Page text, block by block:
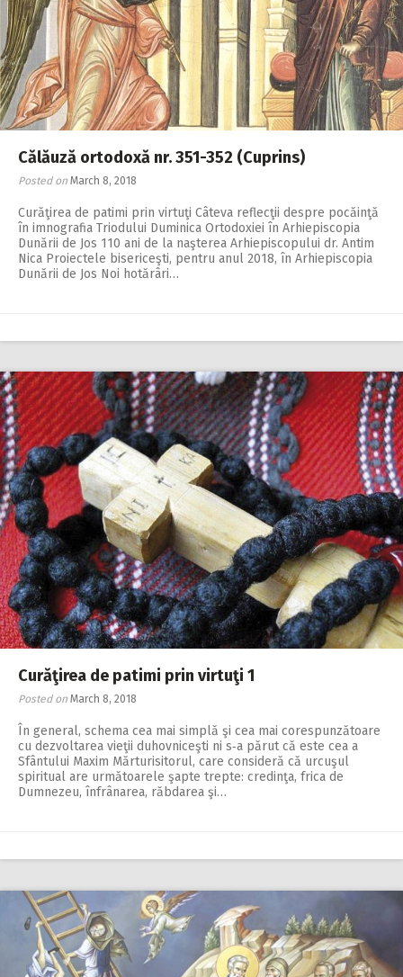
2018
2017
2016
2015
2013
2012
2011
2010
Călăuză ortodoxă nr. 351-352 (Cuprins)
Posted on March 8, 2018
Curăţirea de patimi prin virtuţi Câteva reflecţii despre pocăinţă
în imnografia Triodului Duminica Ortodoxiei în Arhiepiscopia
Dunării de Jos 110 ani de la naşterea Arhiepiscopului dr. Antim
Nica Proiectele bisericeşti, pentru anul 2018, în Arhiepiscopia
Dunării de Jos Noi hotărâri…
Curăţirea de patimi prin virtuţi 1
Posted on March 8, 2018
În general, schema cea mai simplă şi cea mai corespunzătoare
cu dezvoltarea vieţii duhovniceşti ni s‑a părut că este cea a
Sfântului Maxim Mărturisitorul, care consideră că urcuşul
spiritual are următoarele şapte trepte: credinţa, frica de
Dumnezeu, înfrânarea, răbdarea şi…